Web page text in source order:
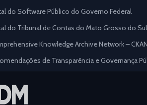
do Software Público do Governo Federal
do Tribunal de Contas do Mato Grosso do Sul
Knowledge Archive Network – CKAN
de Transparência e Governança